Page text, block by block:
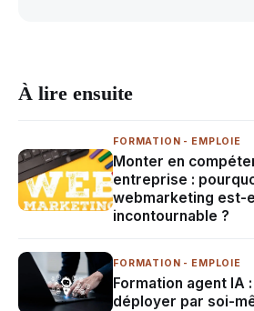
À lire ensuite
FORMATION - EMPLOIE
Monter en
entreprise :
webmarketing est-
incontournable ?
FORMATION - EMPLOIE
Formation agent
déployer par soi-